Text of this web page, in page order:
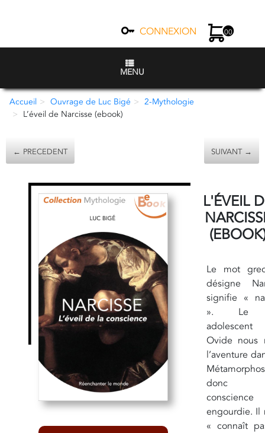
CONNEXION 00
MENU
Accueil Ouvrage de Luc Bigé
2-Mythologie
L’éveil de Narcisse (ebook)
← PRECEDENT SUIVANT →
L'ÉVEIL
Le mot
désigne
signifie «
». Le
adolescent
Ovide nous
l’aventure
donc
conscience
engourdie. Il
« connaît